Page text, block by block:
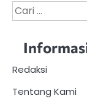
Cari
untuk:
Redaksi
Tentang Kami